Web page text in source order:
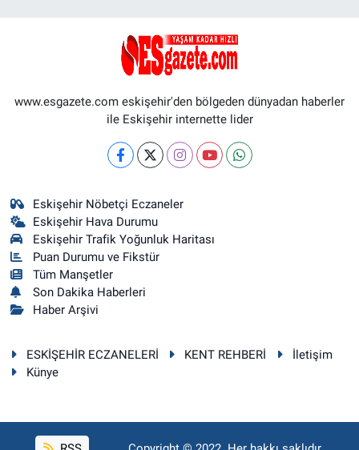
www.esgazete.com eskişehir'den bölgeden dünyadan haberler
ile Eskişehir internette lider
Eskişehir Nöbetçi Eczaneler
Eskişehir Hava Durumu
Eskişehir Trafik Yoğunluk Haritası
Puan Durumu ve Fikstür
Tüm Manşetler
Son Dakika Haberleri
Haber Arşivi
ESKİŞEHİR ECZANELERİ KENT REHBERİ
İletişim
Künye